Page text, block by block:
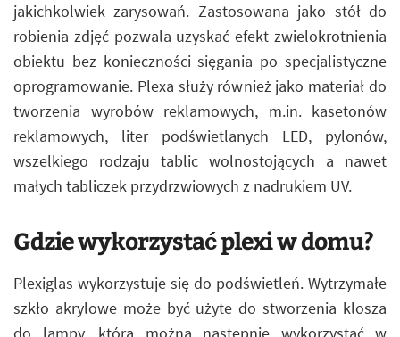
jakichkolwiek zarysowań. Zastosowana jako stół do
robienia zdjęć pozwala uzyskać efekt zwielokrotnienia
obiektu bez konieczności sięgania po specjalistyczne
oprogramowanie. Plexa służy również jako materiał do
tworzenia wyrobów reklamowych, m.in. kasetonów
reklamowych, liter podświetlanych LED, pylonów,
wszelkiego rodzaju tablic wolnostojących a nawet
małych tabliczek przydrzwiowych z nadrukiem UV.
Gdzie wykorzystać plexi w domu?
Plexiglas wykorzystuje się do podświetleń. Wytrzymałe
szkło akrylowe może być użyte do stworzenia klosza